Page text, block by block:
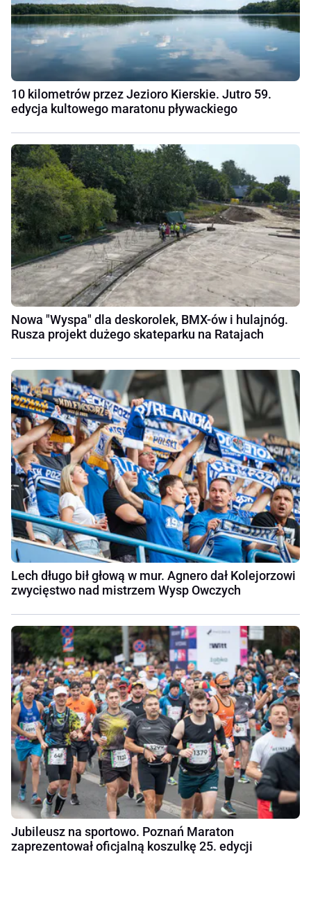
10 kilometrów przez Jezioro Kierskie. Jutro 59.
edycja kultowego maratonu pływackiego
Nowa "Wyspa" dla deskorolek, BMX-ów i hulajnóg.
Rusza projekt dużego skateparku na Ratajach
Lech długo bił głową w mur. Agnero dał Kolejorzowi
zwycięstwo nad mistrzem Wysp Owczych
Jubileusz na sportowo. Poznań Maraton
zaprezentował oficjalną koszulkę 25. edycji